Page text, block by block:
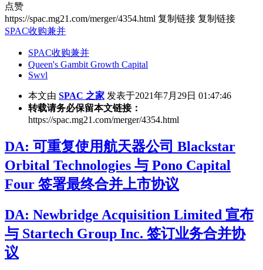
点赞
https://spac.mg21.com/merger/4354.html 复制链接 复制链接
SPAC收购兼并
SPAC收购兼并
Queen's Gambit Growth Capital
Swvl
本文由 SPAC 之家 发表于2021年7月29日 01:47:46
转载请务必保留本文链接：
https://spac.mg21.com/merger/4354.html
DA: 可重复使用航天器公司 Blackstar
Orbital Technologies 与 Pono Capital
Four 签署最终合并上市协议
DA: Newbridge Acquisition Limited 宣布
与 Startech Group Inc. 签订业务合并协
议